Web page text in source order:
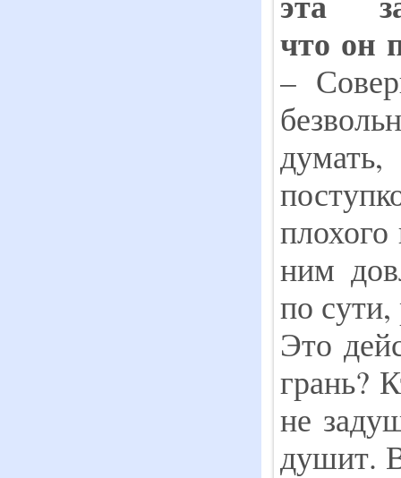
что он
–
ним
по сути,
Это
грань?
не
душит.